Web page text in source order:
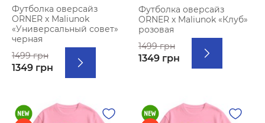
Футболка оверсайз
ORNER х Maliunok
«Универсальный совет»
черная
1499 грн
1349 грн
Футболка оверсайз
ORNER х Maliunok «Клуб»
розовая
1499 грн
1349 грн